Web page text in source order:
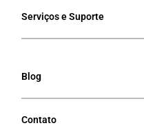
Serviços e Suporte
Blog
Contato